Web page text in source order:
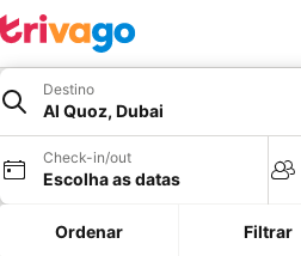
Destino
Al Quoz, Dubai
Check-in/out
Escolha as datas
Ordenar Filtrar